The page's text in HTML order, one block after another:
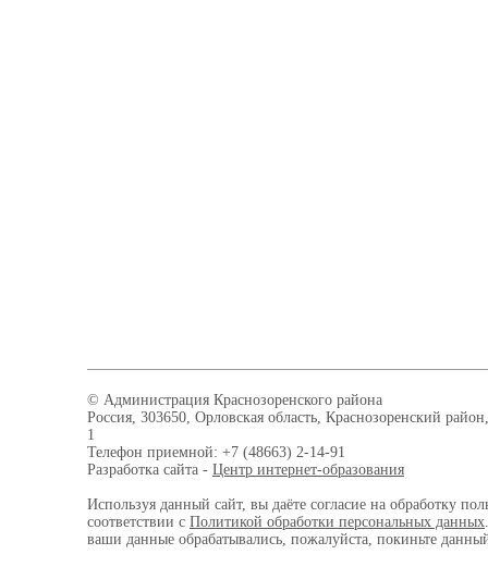
© Администрация Краснозоренского района
Россия, 303650, Орловская область, Краснозоренский
1
Телефон приемной: +7 (48663) 2-14-91
Разработка сайта - Центр интернет-образования
Используя данный сайт, вы даёте согласие на обработку
соответствии с Политикой обработки персональных данных
ваши данные обрабатывались, пожалуйста, покиньте